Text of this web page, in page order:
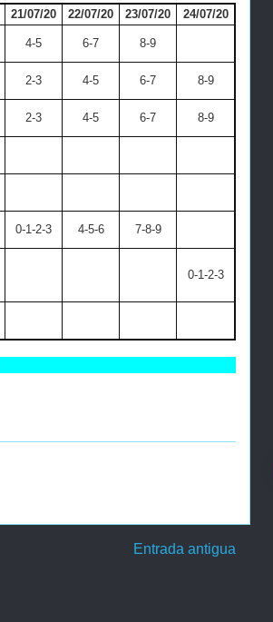
21/07/20 22/07/20 23/07/20
24/07/20
4-5 6-7 8-9
2-3 4-5 6-7 8-9
2-3 4-5 6-7 8-9
0-1-2-3 4-5-6 7-8-9
0-1-2-3
Entrada antigua